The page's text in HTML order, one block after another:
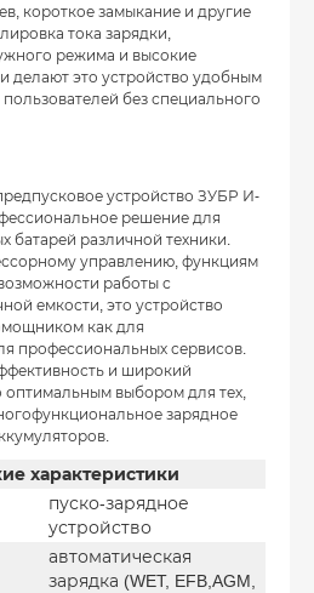
короткое замыкание и другие
тока зарядки,
режима и высокие
делают это устройство удобным
без специального
устройство ЗУБР И-
решение для
батарей различной техники.
управлению, функциям
работы с
емкости, это устройство
как для
профессиональных сервисов.
и широкий
оптимальным выбором для тех,
зарядное
характеристики
пуско-зарядное
устройство
автоматическая
зарядка (WET, EFB,AGM,